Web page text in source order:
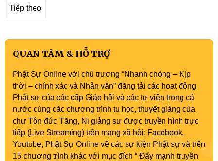
Tiếp theo
QUAN TÂM & HỖ TRỢ
Phật Sự Online với chủ trương “Nhanh chóng – Kịp
thời – chính xác và Nhân văn” đăng tải các hoạt động
Phật sự của các cấp Giáo hội và các tự viện trong cả
nước cùng các chương trình tu học, thuyết giảng của
chư Tôn đức Tăng, Ni giảng sư được truyền hình trực
tiếp (Live Streaming) trên mạng xã hội: Facebook,
Youtube, Phật Sự Online về các sự kiện Phật sự và trên
15 chương trình khác với mục đích “ Đẩy mạnh truyền